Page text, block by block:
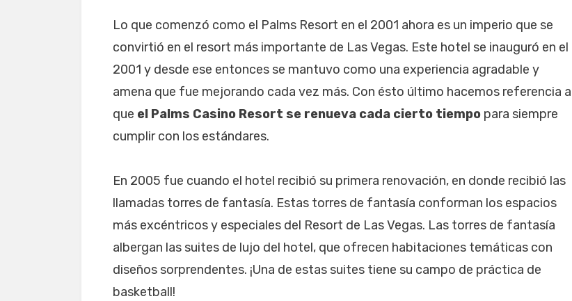
Lo que comenzó como el Palms Resort en el 2001 ahora es un imperio que se
convirtió en el resort más importante de Las Vegas. Este hotel se inauguró en el
2001 y desde ese entonces se mantuvo como una experiencia agradable y
amena que fue mejorando cada vez más. Con ésto último hacemos referencia a
que el Palms Casino Resort se renueva cada cierto tiempo para siempre
cumplir con los estándares.
En 2005 fue cuando el hotel recibió su primera renovación, en donde recibió las
llamadas torres de fantasía. Estas torres de fantasía conforman los espacios
más excéntricos y especiales del Resort de Las Vegas. Las torres de fantasía
albergan las suites de lujo del hotel, que ofrecen habitaciones temáticas con
diseños sorprendentes. ¡Una de estas suites tiene su campo de práctica de
basketball!